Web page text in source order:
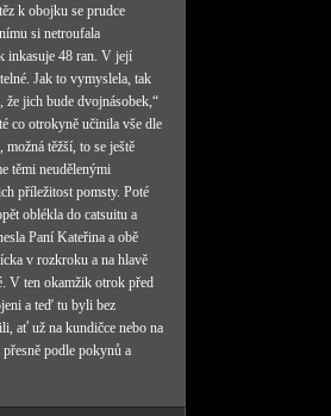
k obojku se prudce
si netroufala
inkasuje 48 ran. V její
Jak to vymyslela, tak
že jich bude dvojnásobek,“
co otrokyně učinila vše dle
těžší, to se ještě
těmi neudělenými
příležitost pomsty. Poté
oblékla do catsuitu a
Paní Kateřina a obě
v rozkroku a na hlavě
V ten okamžik otrok před
a teď tu byli bez
ať už na kundičce nebo na
podle pokynů a